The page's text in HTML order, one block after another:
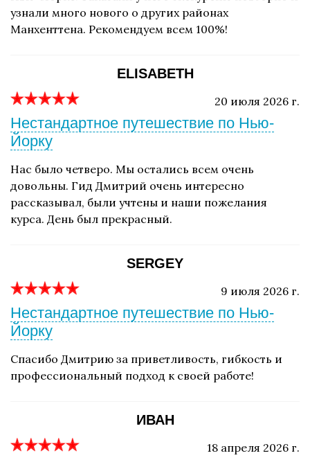
узнали много нового о других районах
Манхенттена. Рекомендуем всем 100%!
ELISABETH
20 июля 2026 г.
Нестандартное путешествие по Нью-
Йорку
Нас было четверо. Мы остались всем очень
довольны. Гид Дмитрий очень интересно
рассказывал, были учтены и наши пожелания
курса. День был прекрасный.
SERGEY
9 июля 2026 г.
Нестандартное путешествие по Нью-
Йорку
Спасибо Дмитрию за приветливость, гибкость и
профессиональный подход к своей работе!
ИВАН
18 апреля 2026 г.